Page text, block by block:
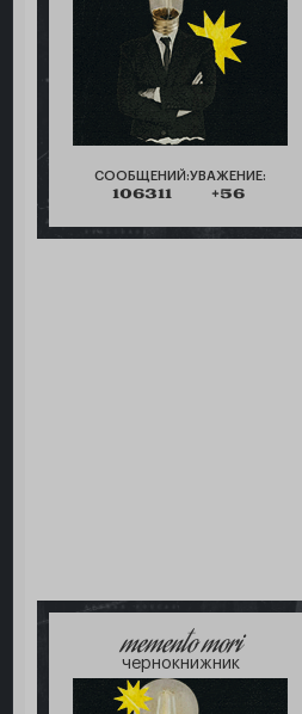
СООБЩЕНИЙ:
106311
УВАЖЕНИЕ:
+56
memento mori
чернокнижник